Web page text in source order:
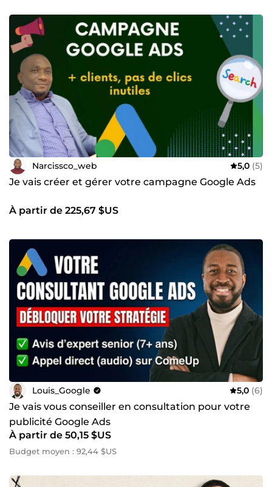
Narcissco_web 5,0 (5)
Je vais créer et gérer votre campagne Google Ads
À partir de 225,67 $US
Louis_Google 5,0 (6)
Je vais vous conseiller en consultation pour votre
publicité Google Ads
À partir de 50,15 $US
Budget moyen : 92,44 $US